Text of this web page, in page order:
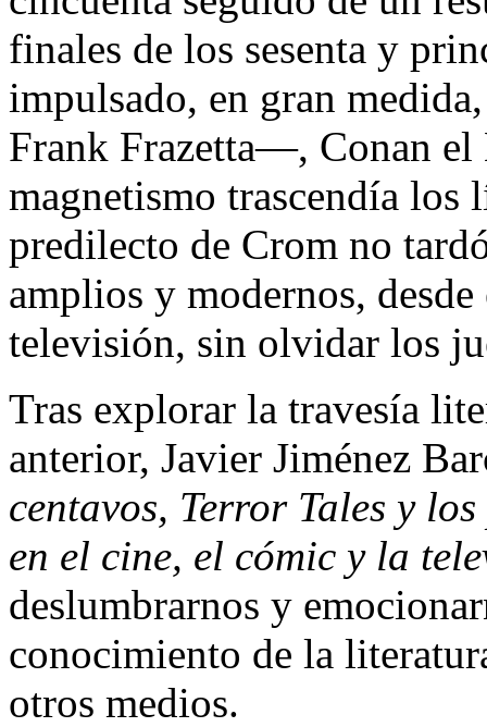
finales de los sesenta y
impulsado, en gran
Frank Frazetta—, Conan el
magnetismo trascendía
predilecto de Crom no
amplios y modernos,
televisión, sin olvidar los
Tras explorar la travesía
anterior, Javier Jiménez
centavos, Terror Tales y
en el cine, el cómic y la
deslumbrarnos y
conocimiento de la
otros medios.